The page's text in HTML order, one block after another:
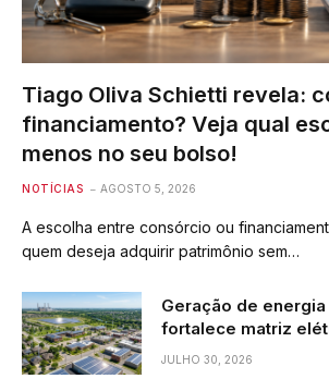
Tiago Oliva Schietti revela:
financiamento? Veja qual
menos no seu bolso!
NOTÍCIAS AGOSTO 5, 2026
A escolha entre consórcio ou
quem deseja adquirir patrimônio sem…
Geração de
fortalece matriz
JULHO 30, 2026